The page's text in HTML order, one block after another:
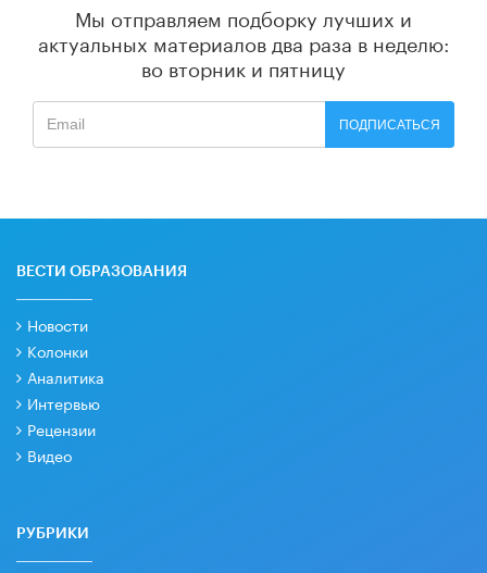
Мы отправляем подборку лучших и
актуальных материалов два раза в неделю:
во вторник и пятницу
ПОДПИСАТЬСЯ
ВЕСТИ ОБРАЗОВАНИЯ
Новости
Колонки
Аналитика
Интервью
Рецензии
Видео
РУБРИКИ